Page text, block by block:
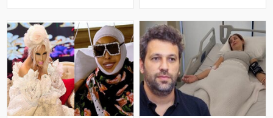
fikirlərlə bağlı "ədəbsizlik" ittiham
götürülmüş bioloji nümunələr
üzərində aparılan toksikoloji
analizləri